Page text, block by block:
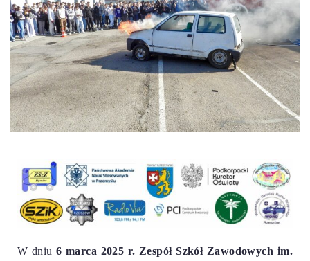
W dniu6 marca 2025 r. Zespół Szkół Zawodowych im.